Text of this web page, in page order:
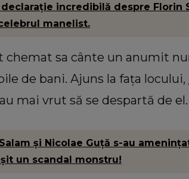
incredibilă despre Florin
manelist.
chemat sa cânte un anumit
de bani. Ajuns la faţa locului,
mai vrut să se despartă de el.
şi Nicolae Guţă s-au
un scandal monstru!